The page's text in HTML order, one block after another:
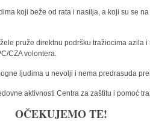
koji beže od rata i nasilja, a koji su se
pruže direktnu podršku tražiocima
CZA volontera.
ljudima u nevolji i nema predrasuda
aktivnosti Centra za zaštitu i pomoć
OČEKUJEMO TE!